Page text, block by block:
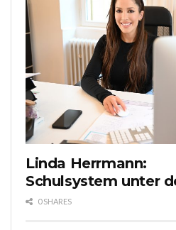
Linda Herrmann:
Schulsystem unter
0 SHARES